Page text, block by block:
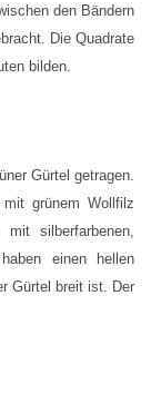
den Bändern
Die Quadrate
bilden.
Gürtel getragen.
grünem Wollfilz
silberfarbenen,
einen hellen
Gürtel breit ist. Der